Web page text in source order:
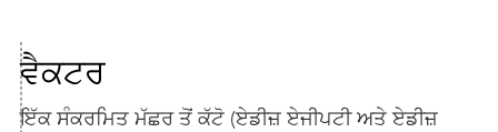
ਵੈਕਟਰ
ਇੱਕ ਸੰਕਰਮਿਤ ਮੱਛਰ ਤੋਂ ਕੱਟੋ (ਏਡੀਜ਼ ਏਜੀਪਟੀ ਅਤੇ ਏਡੀਜ਼